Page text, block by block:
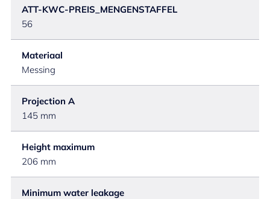
ATT-KWC-PREIS_MENGENSTAFFEL
56
Materiaal
Messing
Projection A
145 mm
Height maximum
206 mm
Minimum water leakage